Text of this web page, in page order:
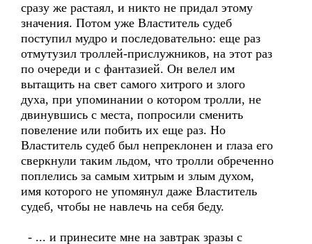
сразу же растаял, и никто не придал этому
значения. Потом уже Властитель судеб
поступил мудро и последовательно: еще раз
отмутузил троллей-прислужников, на этот раз
по очереди и с фантазией. Он велел им
вытащить на свет самого хитрого и злого
духа, при упоминании о котором тролли, не
двинувшись с места, попросили сменить
повеление или побить их еще раз. Но
Властитель судеб был непреклонен и глаза его
сверкнули таким льдом, что тролли обреченно
поплелись за самым хитрым и злым духом,
имя которого не упомянул даже Властитель
судеб, чтобы не навлечь на себя беду.
- ... и принесите мне на завтрак зразы с